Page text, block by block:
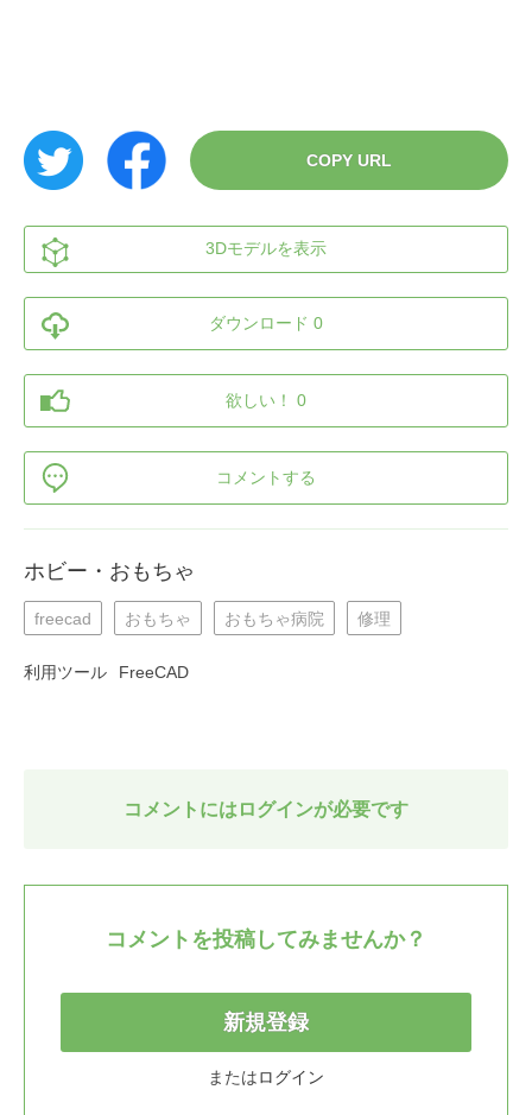
COPY URL
3Dモデルを表示
ダウンロード 0
欲しい！ 0
コメントする
ホビー・おもちゃ
freecad おもちゃ おもちゃ病院 修理
利用ツール FreeCAD
コメントにはログインが必要です
コメントを投稿してみませんか？
新規登録
またはログイン